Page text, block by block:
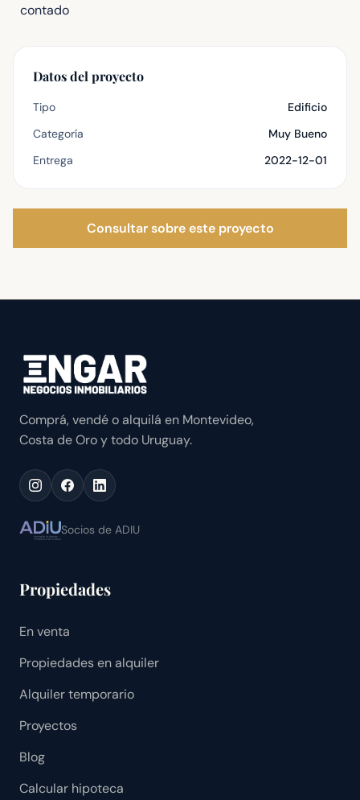
contado
Datos del proyecto
Tipo
Edificio
Categoría
Muy Bueno
Entrega
2022-12-01
Consultar sobre este proyecto
Comprá, vendé o alquilá en Montevideo,
Costa de Oro y todo Uruguay.
Socios de ADIU
Propiedades
En venta
Propiedades en alquiler
Alquiler temporario
Proyectos
Blog
Calcular hipoteca